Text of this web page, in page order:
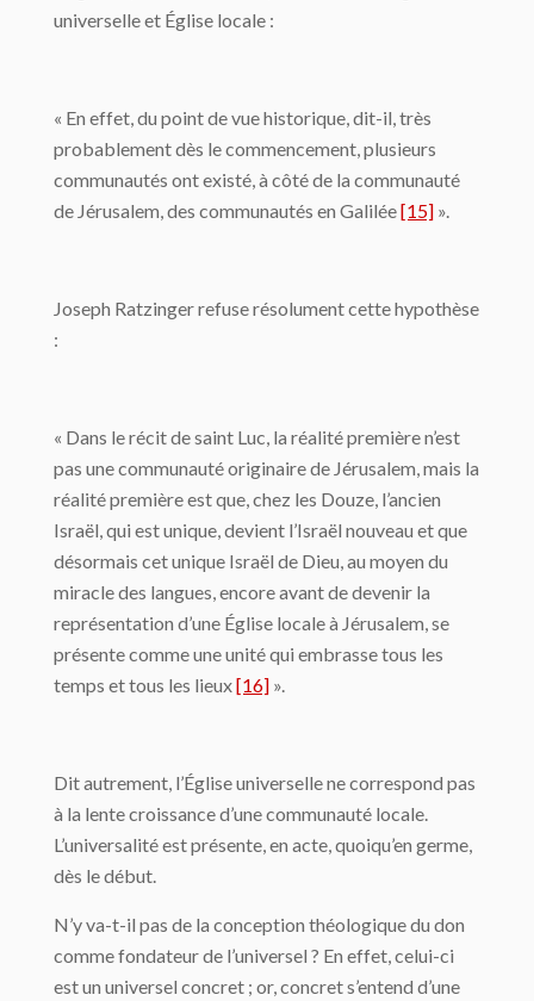
universelle et Église locale :
« En effet, du point de vue historique, dit-il, très
probablement dès le commencement, plusieurs
communautés ont existé, à côté de la communauté
de Jérusalem, des communautés en Galilée[15] ».
Joseph Ratzinger refuse résolument cette hypothèse
:
« Dans le récit de saint Luc, la réalité première n’est
pas une communauté originaire de Jérusalem, mais la
réalité première est que, chez les Douze, l’ancien
Israël, qui est unique, devient l’Israël nouveau et que
désormais cet unique Israël de Dieu, au moyen du
miracle des langues, encore avant de devenir la
représentation d’une Église locale à Jérusalem, se
présente comme une unité qui embrasse tous les
temps et tous les lieux[16] ».
Dit autrement, l’Église universelle ne correspond pas
à la lente croissance d’une communauté locale.
L’universalité est présente, en acte, quoiqu’en germe,
dès le début.
N’y va-t-il pas de la conception théologique du don
comme fondateur de l’universel ? En effet, celui-ci
est un universel concret ; or, concret s’entend d’une